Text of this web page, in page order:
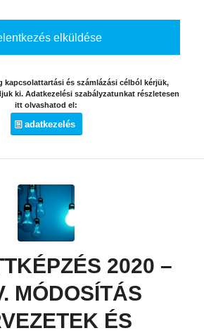
kapcsolattartási és számlázási célból kérjük,
ki. Adatkezelési szabályzatunkat részletesen
itt olvashatod el:
adatkezelés
2020 –
MÓDOSÍTÁS
ÉS